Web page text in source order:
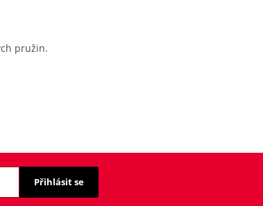
pružin.
Přihlásit se